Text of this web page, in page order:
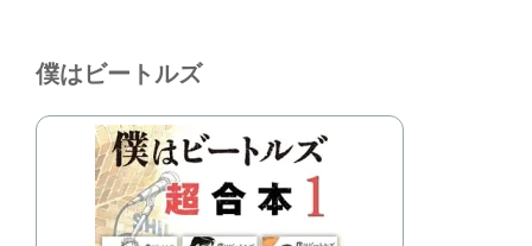
僕はビートルズ